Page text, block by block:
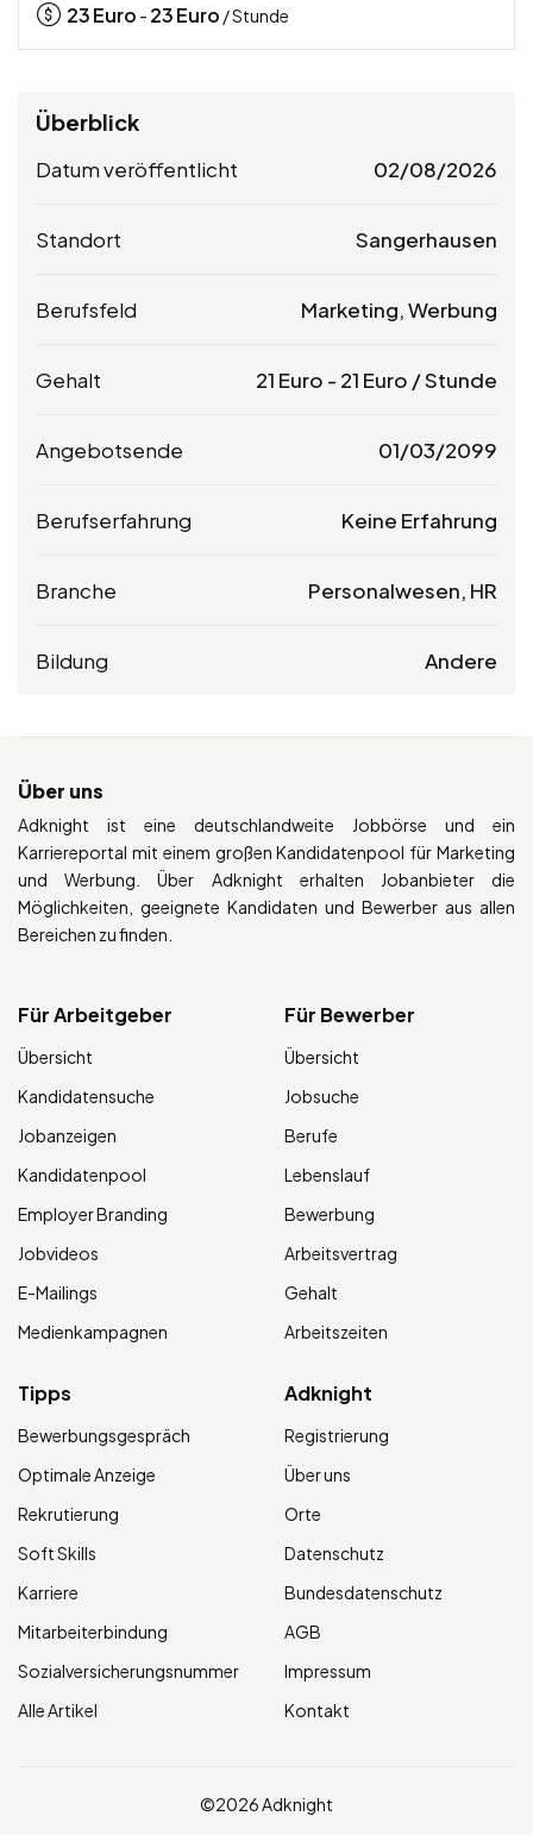
23Euro - 23Euro / Stunde
Überblick
Datum veröffentlicht 02/08/2026
Standort Sangerhausen
Berufsfeld Marketing, Werbung
Gehalt 21 Euro - 21 Euro / Stunde
Angebotsende 01/03/2099
Berufserfahrung Keine Erfahrung
Branche Personalwesen, HR
Bildung Andere
Über uns
Adknight ist eine deutschlandweite Jobbörse und ein
Karriereportal mit einem großen Kandidatenpool für Marketing
und Werbung. Über Adknight erhalten Jobanbieter die
Möglichkeiten, geeignete Kandidaten und Bewerber aus allen
Bereichen zu finden.
Für Arbeitgeber
Übersicht
Kandidatensuche
Jobanzeigen
Kandidatenpool
Employer Branding
Jobvideos
E-Mailings
Medienkampagnen
Für Bewerber
Übersicht
Jobsuche
Berufe
Lebenslauf
Bewerbung
Arbeitsvertrag
Gehalt
Arbeitszeiten
Tipps
Bewerbungsgespräch
Optimale Anzeige
Rekrutierung
Soft Skills
Karriere
Mitarbeiterbindung
Sozialversicherungsnummer
Alle Artikel
Adknight
Registrierung
Über uns
Orte
Datenschutz
Bundesdatenschutz
AGB
Impressum
Kontakt
©2026 Adknight